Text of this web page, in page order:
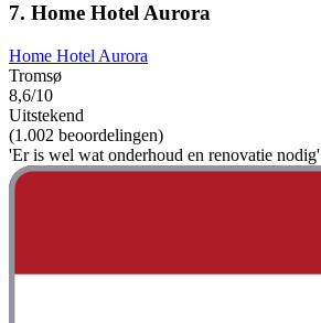
7. Home Hotel Aurora
Home Hotel Aurora
Tromsø
8,6/10
Uitstekend
(1.002 beoordelingen)
'Er is wel wat onderhoud en renovatie nodig'